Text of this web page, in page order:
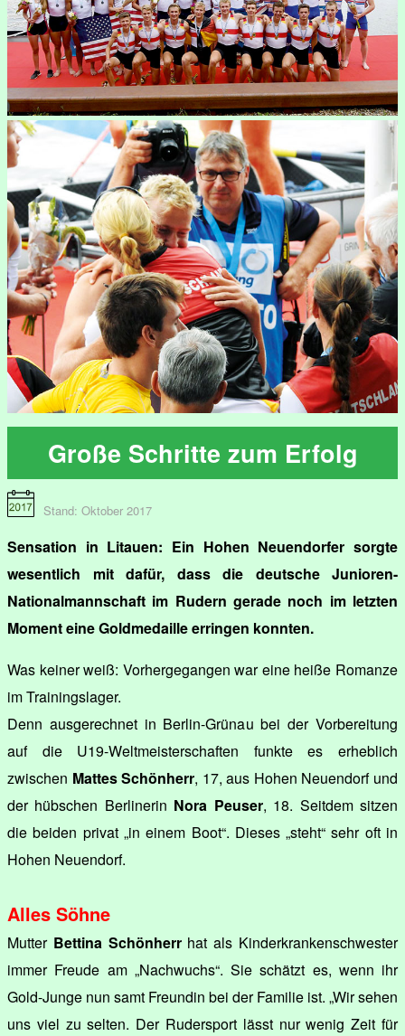
Große Schritte zum Erfolg
Stand: Oktober 2017
Sensation in Litauen: Ein Hohen Neuendorfer sorgte
wesentlich mit dafür, dass die deutsche Junioren-
Nationalmannschaft im Rudern gerade noch im letzten
Moment eine Goldmedaille erringen konnten.
Was keiner weiß: Vorhergegangen war eine heiße Romanze
im Trainingslager.
Denn ausgerechnet in Berlin-Grünau bei der Vorbereitung
auf die U19-Weltmeisterschaften funkte es erheblich
zwischen Mattes Schönherr, 17, aus Hohen Neuendorf und
der hübschen Berlinerin Nora Peuser, 18. Seitdem sitzen
die beiden privat „in einem Boot“. Dieses „steht“ sehr oft in
Hohen Neuendorf.
Alles Söhne
Mutter Bettina Schönherrhat als Kinderkrankenschwester
immer Freude am „Nachwuchs“. Sie schätzt es, wenn ihr
Gold-Junge nun samt Freundin bei der Familie ist. „Wir sehen
uns viel zu selten. Der Rudersport lässt nur wenig Zeit für